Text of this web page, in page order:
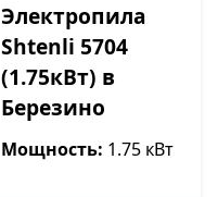
Электропила
Shtenli 5704
(1.75кВт) в
Березино
Мощность: 1.75 кВт